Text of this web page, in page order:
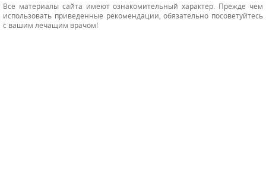
Все материалы сайта имеют ознакомительный характер. Прежде чем
использовать приведенные рекомендации, обязательно посоветуйтесь
с вашим лечащим врачом!